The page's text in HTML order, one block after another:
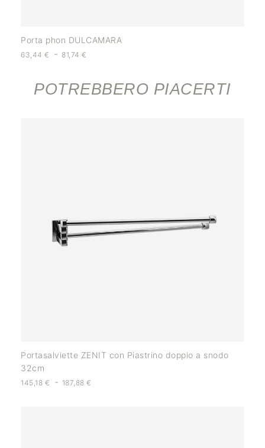
Porta phon DULCAMARA
63,44 € - 81,74€
POTREBBERO PIACERTI
Portasalviette ZENIT con Piastrino doppio a snodo
32cm
145,18 € - 187,88€